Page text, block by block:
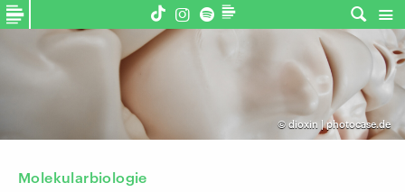
© dioxin | photocase.de
Molekularbiologie